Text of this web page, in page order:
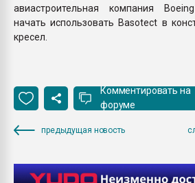
авиастроительная компания
начать использовать Basotect в
кресел.
Комментировать на
форуме
предыдущая новость